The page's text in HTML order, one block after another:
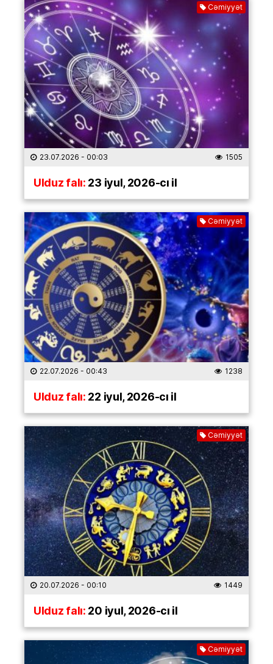
Cəmiyyət
23.07.2026 - 00:03 1505
Ulduz falı:23 iyul, 2026-cı il
Cəmiyyət
22.07.2026 - 00:43 1238
Ulduz falı:22 iyul, 2026-cı il
Cəmiyyət
20.07.2026 - 00:10 1449
Ulduz falı:20 iyul, 2026-cı il
Cəmiyyət